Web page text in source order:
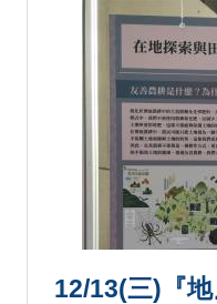
12/13(三)『